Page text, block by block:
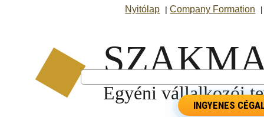
Nyitólap |Company Formation
INGYENES